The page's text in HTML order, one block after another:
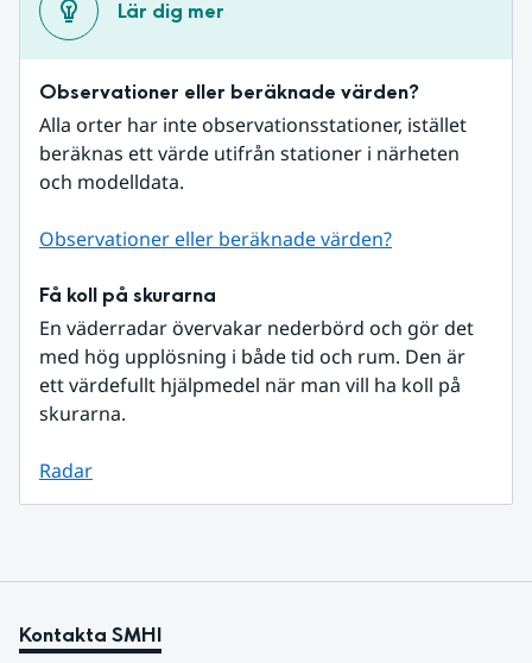
Lär dig mer
Observationer eller beräknade värden?
Alla orter har inte observationsstationer, istället
beräknas ett värde utifrån stationer i närheten
och modelldata.
Observationer eller beräknade värden?
Få koll på skurarna
En väderradar övervakar nederbörd och gör det
med hög upplösning i både tid och rum. Den är
ett värdefullt hjälpmedel när man vill ha koll på
skurarna.
Radar
Kontakta SMHI